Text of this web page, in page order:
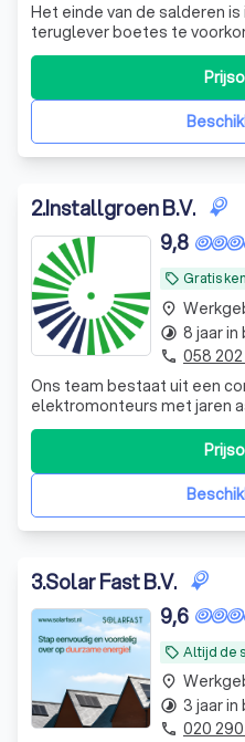
Het einde van de salderen
teruglever boetes te
generatie stekkerbaterij
2.Installgroen B.V.
local_offer Gratis
9,8
Ons team bestaat uit een
elektromonteurs met jaren
van thuisbatterijen,
door een kundig team
samenstelling te werken
leveren én een instal
place
timelapse 8 jaar
phone 058
3.Solar Fast B.V.
local_offer Altijd de
9,6
place
timelapse 3 jaar
phone 020